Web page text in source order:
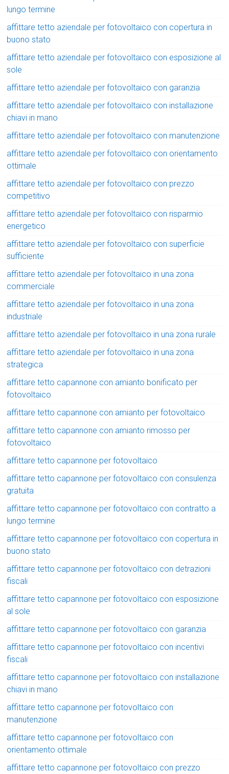
lungo termine
affittare tetto aziendale per fotovoltaico con copertura in
buono stato
affittare tetto aziendale per fotovoltaico con esposizione al
sole
affittare tetto aziendale per fotovoltaico con garanzia
affittare tetto aziendale per fotovoltaico con installazione
chiavi in mano
affittare tetto aziendale per fotovoltaico con manutenzione
affittare tetto aziendale per fotovoltaico con orientamento
ottimale
affittare tetto aziendale per fotovoltaico con prezzo
competitivo
affittare tetto aziendale per fotovoltaico con risparmio
energetico
affittare tetto aziendale per fotovoltaico con superficie
sufficiente
affittare tetto aziendale per fotovoltaico in una zona
commerciale
affittare tetto aziendale per fotovoltaico in una zona
industriale
affittare tetto aziendale per fotovoltaico in una zona rurale
affittare tetto aziendale per fotovoltaico in una zona
strategica
affittare tetto capannone con amianto bonificato per
fotovoltaico
affittare tetto capannone con amianto per fotovoltaico
affittare tetto capannone con amianto rimosso per
fotovoltaico
affittare tetto capannone per fotovoltaico
affittare tetto capannone per fotovoltaico con consulenza
gratuita
affittare tetto capannone per fotovoltaico con contratto a
lungo termine
affittare tetto capannone per fotovoltaico con copertura in
buono stato
affittare tetto capannone per fotovoltaico con detrazioni
fiscali
affittare tetto capannone per fotovoltaico con esposizione
al sole
affittare tetto capannone per fotovoltaico con garanzia
affittare tetto capannone per fotovoltaico con incentivi
fiscali
affittare tetto capannone per fotovoltaico con installazione
chiavi in mano
affittare tetto capannone per fotovoltaico con
manutenzione
affittare tetto capannone per fotovoltaico con
orientamento ottimale
affittare tetto capannone per fotovoltaico con prezzo